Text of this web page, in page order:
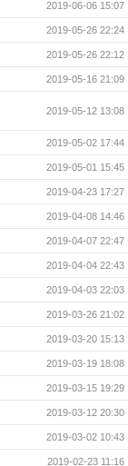
2019-06-06 15:07
2019-05-26 22:24
2019-05-26 22:12
2019-05-16 21:09
2019-05-12 13:08
2019-05-02 17:44
2019-05-01 15:45
2019-04-23 17:27
2019-04-08 14:46
2019-04-07 22:47
2019-04-04 22:43
2019-04-03 22:03
2019-03-26 21:02
2019-03-20 15:13
2019-03-19 18:08
2019-03-15 19:29
2019-03-12 20:30
2019-03-02 10:43
2019-02-23 11:16